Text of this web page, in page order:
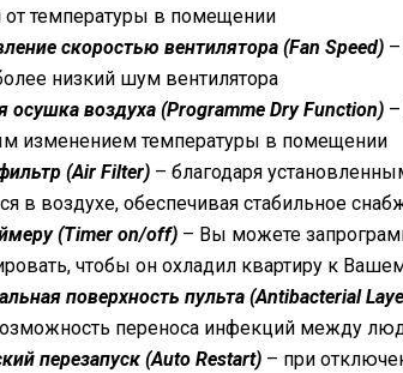
от температуры в помещении
скоростью вентилятора (Fan Speed)
низкий шум вентилятора
осушка воздуха (Programme Dry Function)
изменением температуры в помещении
(Air Filter) – благодаря
в воздухе, обеспечивая стабильное
(Timer on/off) – Вы можете
чтобы он охладил квартиру к
поверхность пульта (Antibacterial
переноса инфекций между
перезапуск (Auto Restart) – при